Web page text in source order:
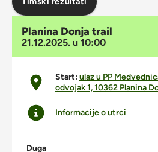
Planina Donja trail
21.12.2025. u 10:00
Start:ulaz u PP
odvojak 1, 10362 Planina
Informacije o utrci
Duga